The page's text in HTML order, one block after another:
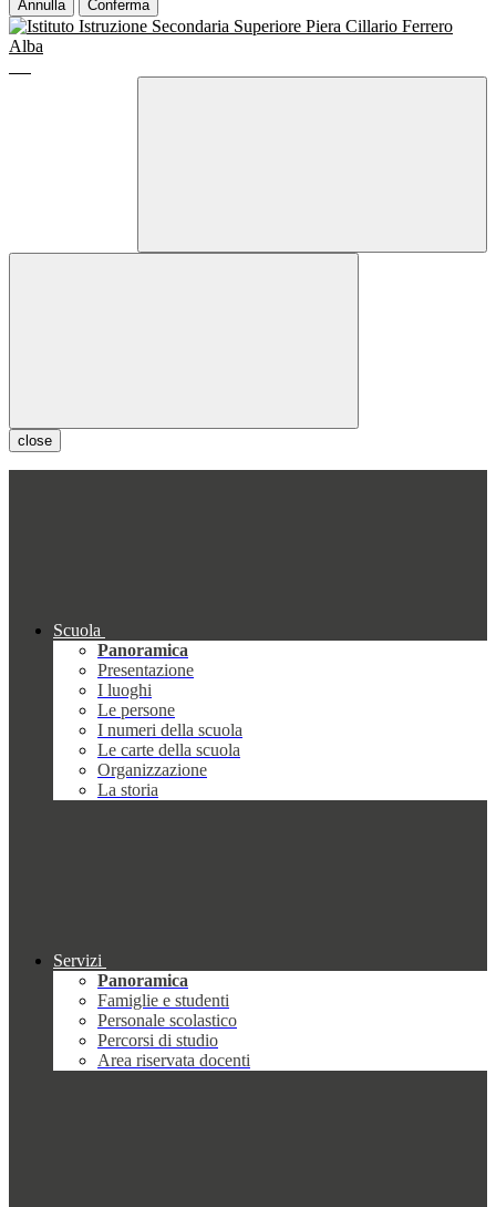
Annulla Conferma
close
Scuola
Panoramica
Presentazione
I luoghi
Le persone
I numeri della scuola
Le carte della scuola
Organizzazione
La storia
Servizi
Panoramica
Famiglie e studenti
Personale scolastico
Percorsi di studio
Area riservata docenti